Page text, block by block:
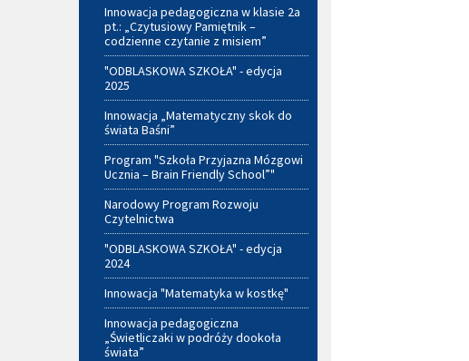
Innowacja pedagogiczna w klasie 2a
pt.: „Czytusiowy Pamiętnik –
codzienne czytanie z misiem”
"ODBLASKOWA SZKOŁA" - edycja
2025
Innowacja „Matematyczny skok do
świata Baśni”
Program "Szkoła Przyjazna Mózgowi
Ucznia – Brain Friendly School”"
Narodowy Program Rozwoju
Czytelnictwa
"ODBLASKOWA SZKOŁA" - edycja
2024
Innowacja "Matematyka w kostkę"
Innowacja pedagogiczna
„Świetliczaki w podróży dookoła
świata”